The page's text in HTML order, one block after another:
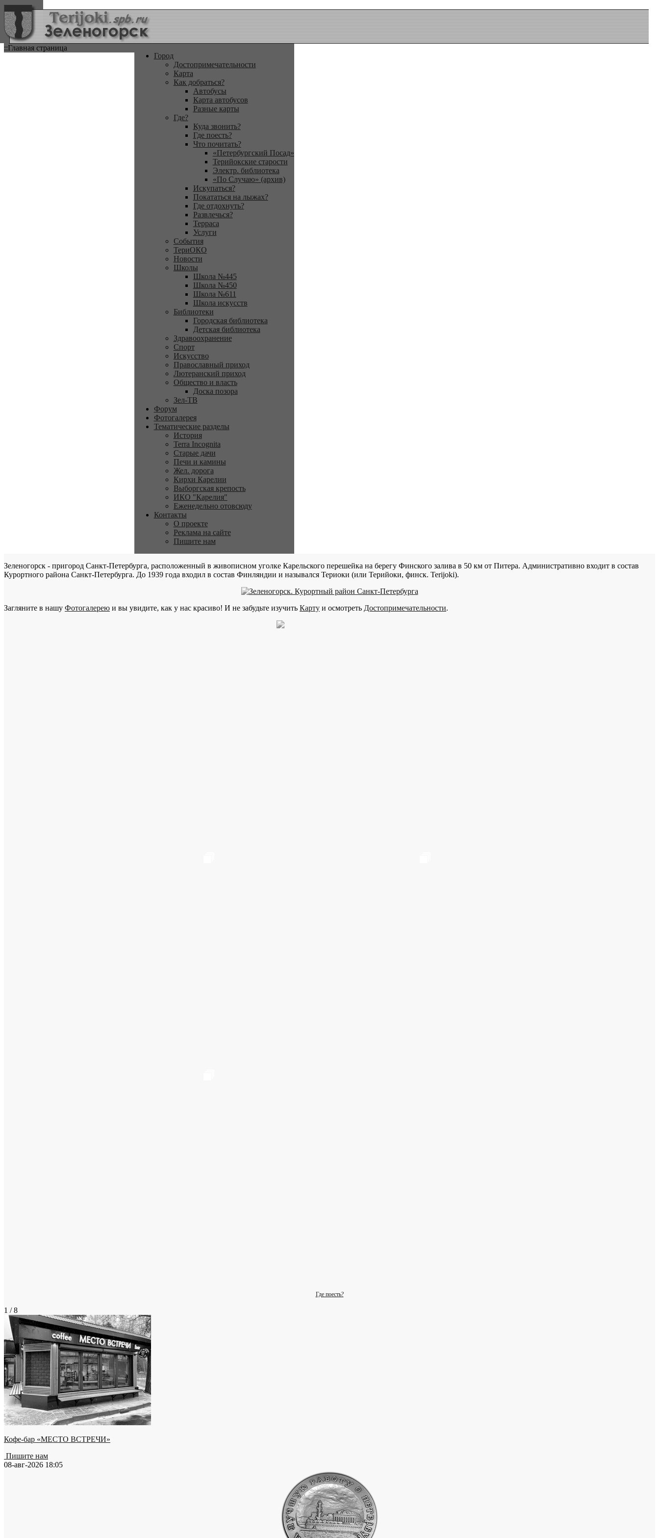
::Главная страница
Город
Достопримечательности
Карта
Как добраться?
Автобусы
Карта автобусов
Разные карты
Где?
Куда звонить?
Где поесть?
Что почитать?
«Петербургский Посад»
Терийокские старости
Электр. библиотека
«По Случаю» (архив)
Искупаться?
Покататься на лыжах?
Где отдохнуть?
Развлечься?
Терраса
Услуги
События
ТериОКО
Новости
Школы
Школа №445
Школа №450
Школа №611
Школа искусств
Библиотеки
Городская библиотека
Детская библиотека
Здравоохранение
Спорт
Искусство
Православный приход
Лютеранский приход
Общество и власть
Доска позора
Зел-ТВ
Форум
Фотогалерея
Тематические разделы
История
Terra Incognita
Старые дачи
Печи и камины
Жел. дорога
Кирхи Карелии
Выборгская крепость
ИКО "Карелия"
Еженедельно отовсюду
Контакты
О проекте
Реклама на сайте
Пишите нам
Зеленогорск - пригород Санкт-Петербурга, расположенный в живописном уголке Карельского перешейка на берегу Финского залива в 50 км от Питера. Административно входит в состав
Курортного района Санкт-Петербурга. До 1939 года входил в состав Финляндии и назывался Териоки (или Терийоки, финск. Terijoki).
Загляните в нашу Фотогалерею и вы увидите, как у нас красиво! И не забудьте изучить Карту и осмотреть Достопримечательности.
Где поесть?
1 / 8
Кофе-бар «МЕСТО ВСТРЕЧИ»
Пишите нам
08-авг-2026 18:05